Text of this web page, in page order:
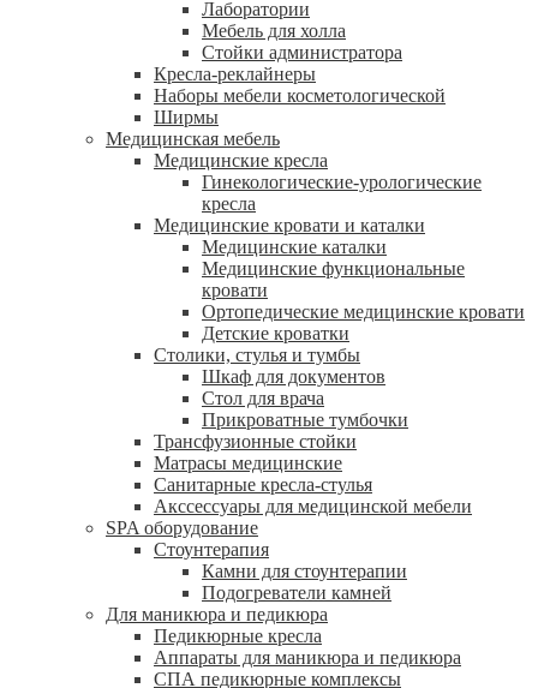
Лаборатории
Мебель для холла
Стойки администратора
Кресла-реклайнеры
Наборы мебели косметологической
Ширмы
Медицинская мебель
Медицинские кресла
Гинекологические-урологические
кресла
Медицинские кровати и каталки
Медицинские каталки
Медицинские функциональные
кровати
Ортопедические медицинские кровати
Детские кроватки
Столики, стулья и тумбы
Шкаф для документов
Стол для врача
Прикроватные тумбочки
Трансфузионные стойки
Матрасы медицинские
Санитарные кресла-стулья
Акссессуары для медицинской мебели
SPA оборудование
Стоунтерапия
Камни для стоунтерапии
Подогреватели камней
Для маникюра и педикюра
Педикюрные кресла
Аппараты для маникюра и педикюра
СПА педикюрные комплексы